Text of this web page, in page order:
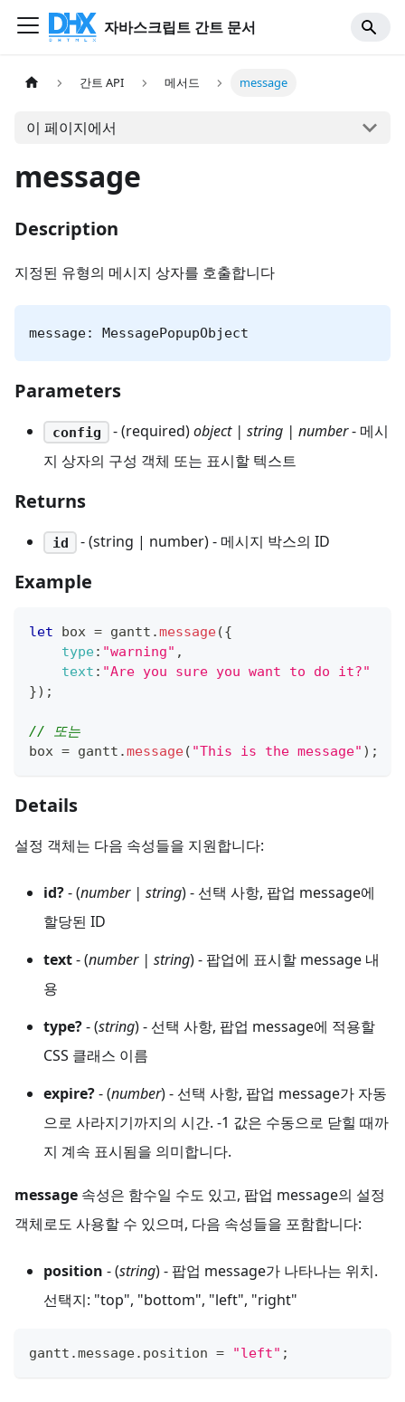
자바스크립트 간트 문서
간트 API 메서드 message
이 페이지에서
message
Description
지정된 유형의 메시지 상자를 호출합니다
message: MessagePopupObject
Parameters
config - (required)object | string | number- 메시
지 상자의 구성 객체 또는 표시할 텍스트
Returns
id - (string | number) - 메시지 박스의 ID
Example
let box = gantt .message({
type: "warning" ,
text : "Are you sure you want to do it?"
}) ;
// 또는
box = gantt .message( "This is the message" ) ;
Details
설정 객체는 다음 속성들을 지원합니다:
id?- (number | string) - 선택 사항, 팝업 message에
할당된 ID
text- (number | string) - 팝업에 표시할 message 내
용
type?- (string) - 선택 사항, 팝업 message에 적용할
CSS 클래스 이름
expire?- (number) - 선택 사항, 팝업 message가 자동
으로 사라지기까지의 시간. -1 값은 수동으로 닫힐 때까
지 계속 표시됨을 의미합니다.
message 속성은 함수일 수도 있고, 팝업 message의 설정
객체로도 사용할 수 있으며, 다음 속성들을 포함합니다:
position - (string) - 팝업 message가 나타나는 위치.
선택지: "top", "bottom", "left", "right"
gantt .message. position = "left" ;